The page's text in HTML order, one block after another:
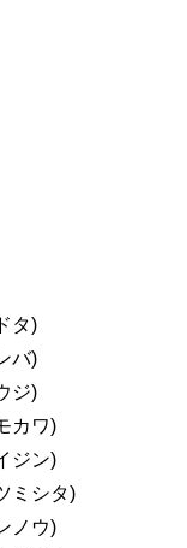
タ)
バ)
ジ)
カワ)
ジン)
ミシタ)
ノウ)